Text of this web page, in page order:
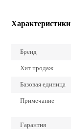
Характеристики
Бренд
Хит продаж
Базовая единица
Примечание
Гарантия